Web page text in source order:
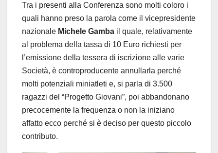
Tra i presenti alla Conferenza sono molti coloro i
quali hanno preso la parola come il vicepresidente
nazionale Michele Gamba il quale, relativamente
al problema della tassa di 10 Euro richiesti per
l’emissione della tessera di iscrizione alle varie
Società, è controproducente annullarla perché
molti potenziali miniatleti e, si parla di 3.500
ragazzi del “Progetto Giovani”, poi abbandonano
precocemente la frequenza o non la iniziano
affatto ecco perché si è deciso per questo piccolo
contributo.